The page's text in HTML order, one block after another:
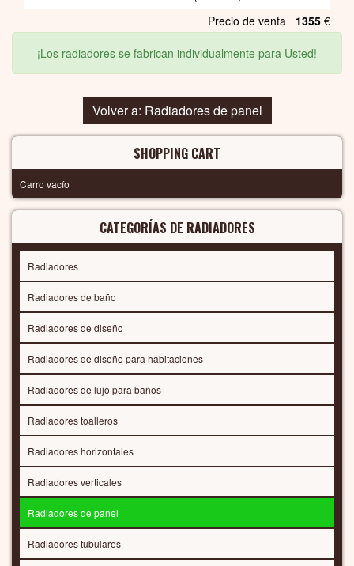
Precio de venta 1355 €
¡Los radiadores se fabrican individualmente para Usted!
Volver a: Radiadores de panel
SHOPPING CART
Carro vacío
CATEGORÍAS DE RADIADORES
Radiadores
Radiadores de baño
Radiadores de diseño
Radiadores de diseño para habitaciones
Radiadores de lujo para baños
Radiadores toalleros
Radiadores horizontales
Radiadores verticales
Radiadores de panel
Radiadores tubulares